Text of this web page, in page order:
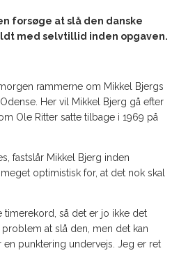
forsøge at slå den danske
med selvtillid inden opgaven.
rammerne om Mikkel Bjergs
Her vil Mikkel Bjerg gå efter
Ole Ritter satte tilbage i 1969 på
fastslår Mikkel Bjerg inden
optimistisk for, at det nok skal
timerekord, så det er jo ikke det
at slå den, men det kan
punktering undervejs. Jeg er ret